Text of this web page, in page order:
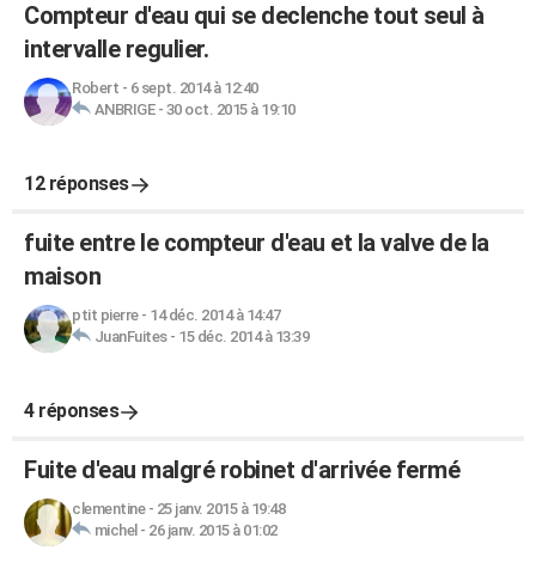
Compteur d'eau qui se declenche tout seul à
intervalle regulier.
Robert - 6 sept. 2014 à 12:40
ANBRIGE- 30 oct. 2015 à 19:10
12 réponses
fuite entre le compteur d'eau et la valve de la
maison
ptit pierre- 14 déc. 2014 à 14:47
JuanFuites- 15 déc. 2014 à 13:39
4 réponses
Fuite d'eau malgré robinet d'arrivée fermé
clementine- 25 janv. 2015 à 19:48
michel - 26 janv. 2015 à 01:02